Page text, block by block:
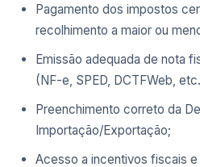
Pagamento dos impostos
recolhimento a maior ou
Emissão adequada de nota
(NF-e, SPED, DCTFWeb,
Preenchimento correto da
Importação/Exportação;
Acesso a incentivos fiscais